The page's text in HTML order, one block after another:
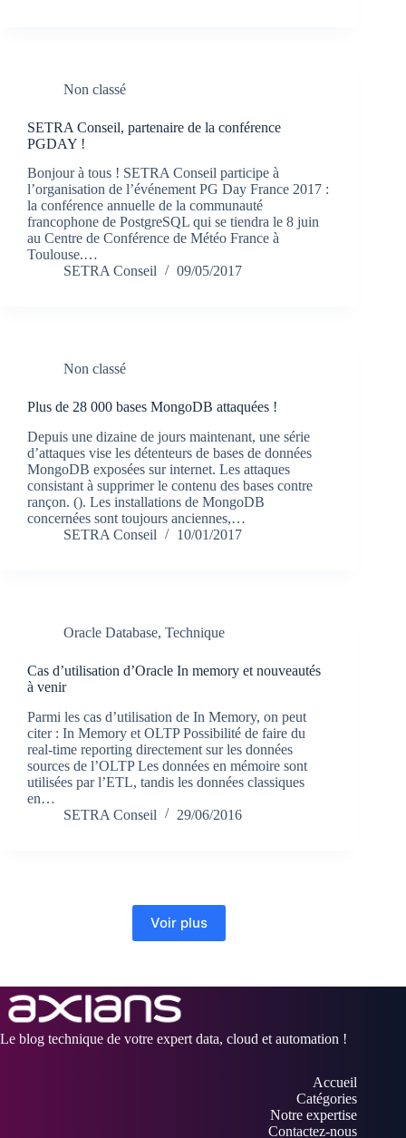
Non classé
SETRA Conseil, partenaire de la conférence
PGDAY !
Bonjour à tous ! SETRA Conseil participe à
l’organisation de l’événement PG Day France 2017 :
la conférence annuelle de la communauté
francophone de PostgreSQL qui se tiendra le 8 juin
au Centre de Conférence de Météo France à
Toulouse.…
SETRA Conseil
09/05/2017
Non classé
Plus de 28 000 bases MongoDB attaquées !
Depuis une dizaine de jours maintenant, une série
d’attaques vise les détenteurs de bases de données
MongoDB exposées sur internet. Les attaques
consistant à supprimer le contenu des bases contre
rançon. (). Les installations de MongoDB
concernées sont toujours anciennes,…
SETRA Conseil
10/01/2017
Oracle Database, Technique
Cas d’utilisation d’Oracle In memory et nouveautés
à venir
Parmi les cas d’utilisation de In Memory, on peut
citer : In Memory et OLTP Possibilité de faire du
real-time reporting directement sur les données
sources de l’OLTP Les données en mémoire sont
utilisées par l’ETL, tandis les données classiques
en…
SETRA Conseil
29/06/2016
Voir plus
Le blog technique de votre expert data, cloud et automation !
Accueil
Catégories
Notre expertise
Contactez-nous